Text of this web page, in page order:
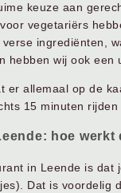
keuze aan
vegetariërs
ingrediënten,
hebben wij ook
er allemaal op de
15 minuten rijden
hoe werkt
in Leende is
Dat is voordelig